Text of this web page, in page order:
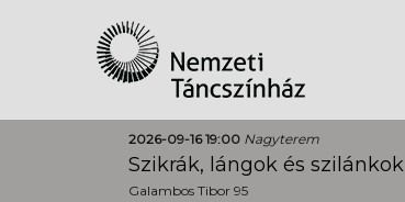
2026-09-16 19:00 Nagyterem
Szikrák, lángok és szilánkok
Galambos Tibor 95